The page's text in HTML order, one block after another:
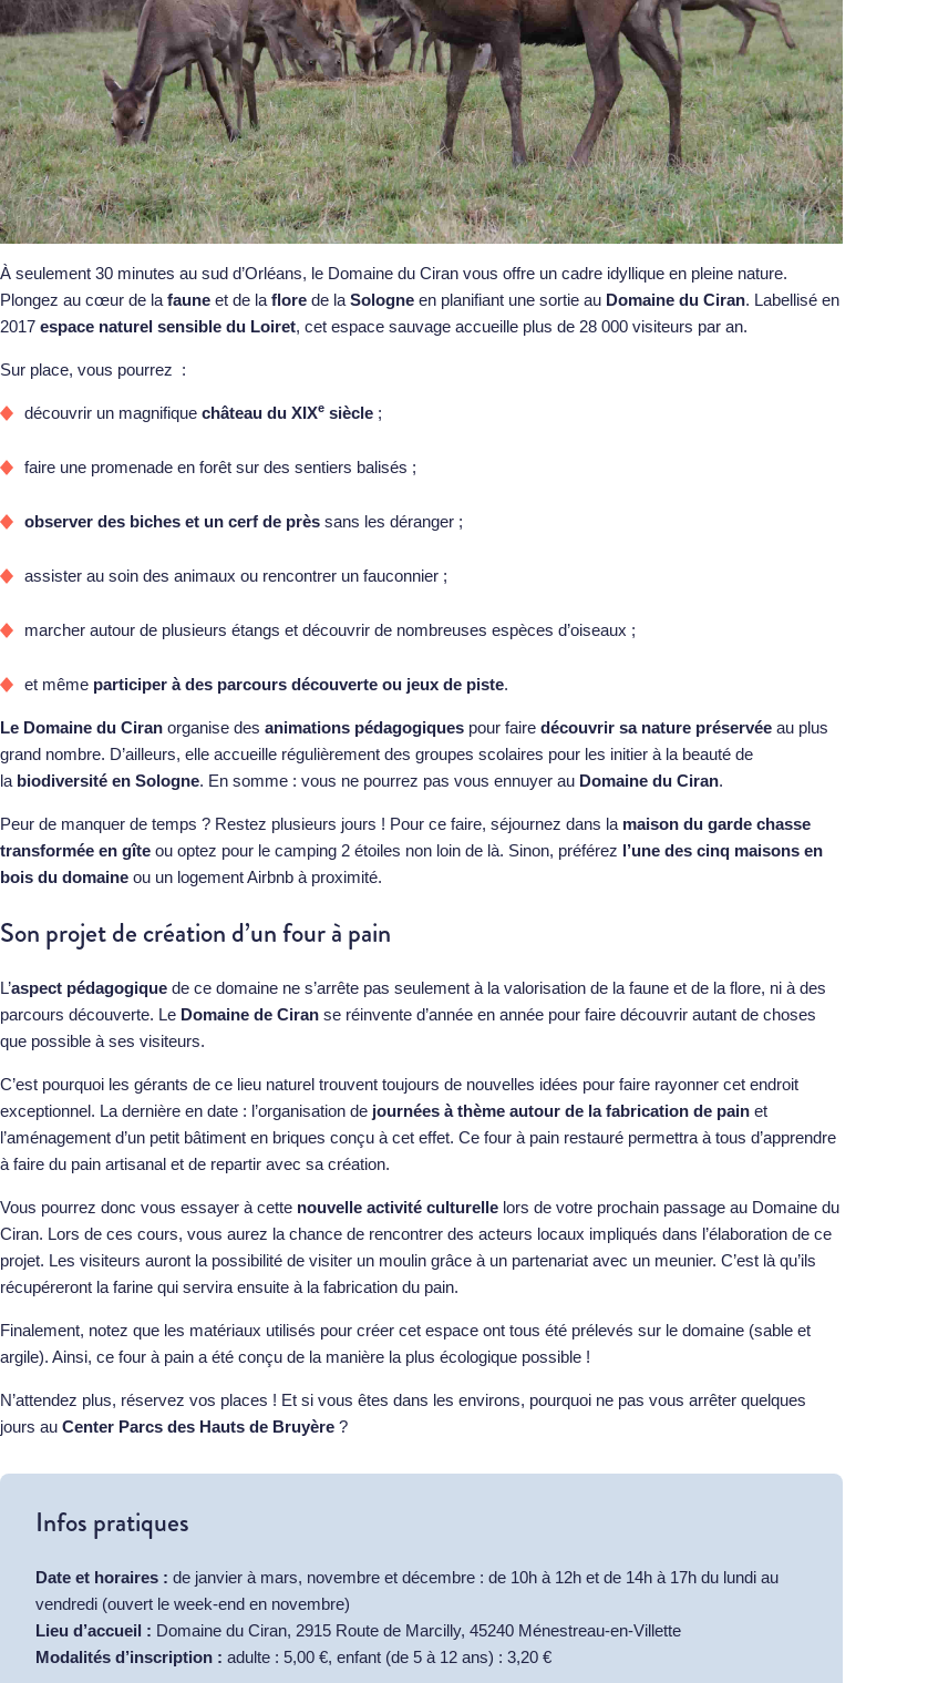
À seulement 30 minutes au sud d’Orléans, le Domaine du Ciran vous offre un cadre idyllique en pleine nature.
Plongez au cœur de la faune et de la flore de la Sologne en planifiant une sortie au Domaine du Ciran. Labellisé en
2017 espace naturel sensible du Loiret, cet espace sauvage accueille plus de 28 000 visiteurs par an.
Sur place, vous pourrez :
découvrir un magnifique château du XIXe siècle ;
faire une promenade en forêt sur des sentiers balisés ;
observer des biches et un cerf de près sans les déranger ;
assister au soin des animaux ou rencontrer un fauconnier ;
marcher autour de plusieurs étangs et découvrir de nombreuses espèces d’oiseaux ;
et même participer à des parcours découverte ou jeux de piste.
Le Domaine du Ciran organise des animations pédagogiques pour faire découvrir sa nature préservée au plus
grand nombre. D’ailleurs, elle accueille régulièrement des groupes scolaires pour les initier à la beauté de
la biodiversité en Sologne. En somme : vous ne pourrez pas vous ennuyer au Domaine du Ciran.
Peur de manquer de temps ? Restez plusieurs jours ! Pour ce faire, séjournez dans la maison du garde chasse
transformée en gîte ou optez pour le camping 2 étoiles non loin de là. Sinon, préférez l’une des cinq maisons en
bois du domaine ou un logement Airbnb à proximité.
Son projet de création d’un four à pain
L’aspect pédagogique de ce domaine ne s’arrête pas seulement à la valorisation de la faune et de la flore, ni à des
parcours découverte. Le Domaine de Ciran se réinvente d’année en année pour faire découvrir autant de choses
que possible à ses visiteurs.
C’est pourquoi les gérants de ce lieu naturel trouvent toujours de nouvelles idées pour faire rayonner cet endroit
exceptionnel. La dernière en date : l’organisation de journées à thème autour de la fabrication de pain et
l’aménagement d’un petit bâtiment en briques conçu à cet effet. Ce four à pain restauré permettra à tous d’apprendre
à faire du pain artisanal et de repartir avec sa création.
Vous pourrez donc vous essayer à cette nouvelle activité culturelle lors de votre prochain passage au Domaine du
Ciran. Lors de ces cours, vous aurez la chance de rencontrer des acteurs locaux impliqués dans l’élaboration de ce
projet. Les visiteurs auront la possibilité de visiter un moulin grâce à un partenariat avec un meunier. C’est là qu’ils
récupéreront la farine qui servira ensuite à la fabrication du pain.
Finalement, notez que les matériaux utilisés pour créer cet espace ont tous été prélevés sur le domaine (sable et
argile). Ainsi, ce four à pain a été conçu de la manière la plus écologique possible !
N’attendez plus, réservez vos places ! Et si vous êtes dans les environs, pourquoi ne pas vous arrêter quelques
jours au Center Parcs des Hauts de Bruyère ?
Infos pratiques
Date et horaires : de janvier à mars, novembre et décembre : de 10h à 12h et de 14h à 17h du lundi au
vendredi (ouvert le week-end en novembre)
Lieu d’accueil : Domaine du Ciran, 2915 Route de Marcilly, 45240 Ménestreau-en-Villette
Modalités d’inscription : adulte : 5,00 €, enfant (de 5 à 12 ans) : 3,20 €